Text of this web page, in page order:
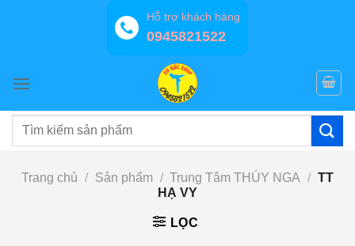
Hỗ trợ khách hàng
0945821522
Tìm
Trang chủ / Sản phẩm / Trung Tâm THÚY NGA / TT
HẠ VY
LỌC